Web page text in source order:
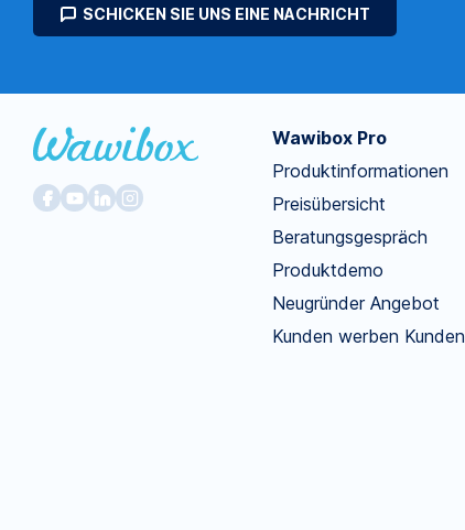
SCHICKEN SIE UNS EINE NACHRICHT
Wawibox Pro
Produktinformationen
Preisübersicht
Beratungsgespräch
Produktdemo
Neugründer Angebot
Kunden werben Kunden